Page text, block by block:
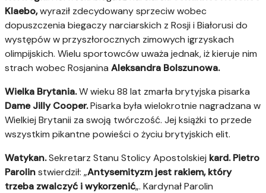
Klaebo,wyraził zdecydowany sprzeciw wobec
dopuszczenia biegaczy narciarskich z Rosji i Białorusi do
występów w przyszłorocznych zimowych igrzyskach
olimpijskich. Wielu sportowców uważa jednak, iż kieruje nim
strach wobec Rosjanina Aleksandra Bolszunowa.
Wielka Brytania.W wieku 88 lat zmarła brytyjska pisarka
Dame Jilly Cooper.Pisarka była wielokrotnie nagradzana w
Wielkiej Brytanii za swoją twórczość. Jej książki to przede
wszystkim pikantne powieści o życiu brytyjskich elit.
Watykan.Sekretarz Stanu Stolicy Apostolskiej kard. Pietro
Parolinstwierdził: „Antysemityzm jest rakiem, który
trzeba zwalczyć i wykorzenić„. Kardynał Parolin